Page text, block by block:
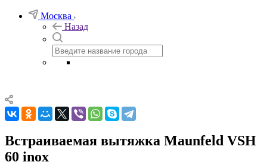
Москва
Назад
Встраиваемая вытяжка Maunfeld VSH
60 inox